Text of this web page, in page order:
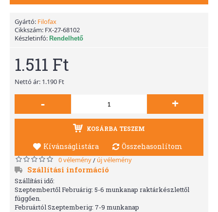
Gyártó: Filofax
Cikkszám: FX-27-68102
Készletinfó: Rendelhető
1.511 Ft
Nettó ár: 1.190 Ft
- +
KOSÁRBA TESZEM
Kívánságlistára Összehasonlítom
0 vélemény/ új vélemény
Szállítási információ
Szállítási idő:
Szeptembertől Februárig: 5-6 munkanap raktárkészlettől
függően.
Februártól Szeptemberig: 7-9 munkanap